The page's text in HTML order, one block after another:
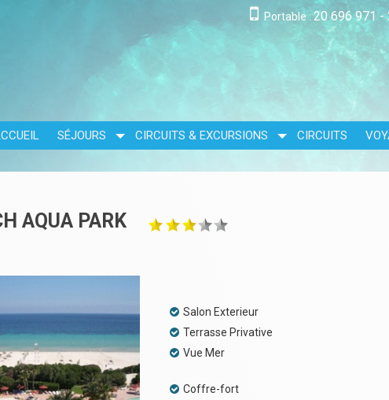
Portable :20 696 971 -
SÉJOURS CIRCUITS & EXCURSIONS CIRCUITS
AQUA PARK
Salon Exterieur
Terrasse Privative
Vue Mer
Coffre-fort